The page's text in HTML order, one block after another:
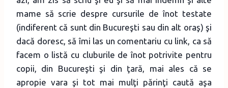
mame să scrie despre cursurile de înot testate
(indiferent că sunt din Bucureşti sau din alt oraş) şi
dacă doresc, să îmi las un comentariu cu link, ca să
facem o listă cu cluburile de înot potrivite pentru
copii, din Bucureşti şi din ţară, mai ales că se
apropie vara şi tot mai mulţi părinţi caută aşa